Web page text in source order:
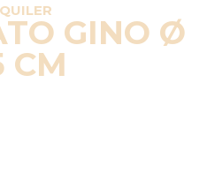
GINO Ø
CM